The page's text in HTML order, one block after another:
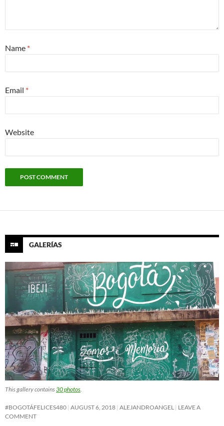
Name *
Email *
Website
GALERÍAS
This gallery contains30 photos
#BOGOTÁFELICES480 AUGUST 6, 2018 ALEJANDROANGEL
LEAVE A
COMMENT